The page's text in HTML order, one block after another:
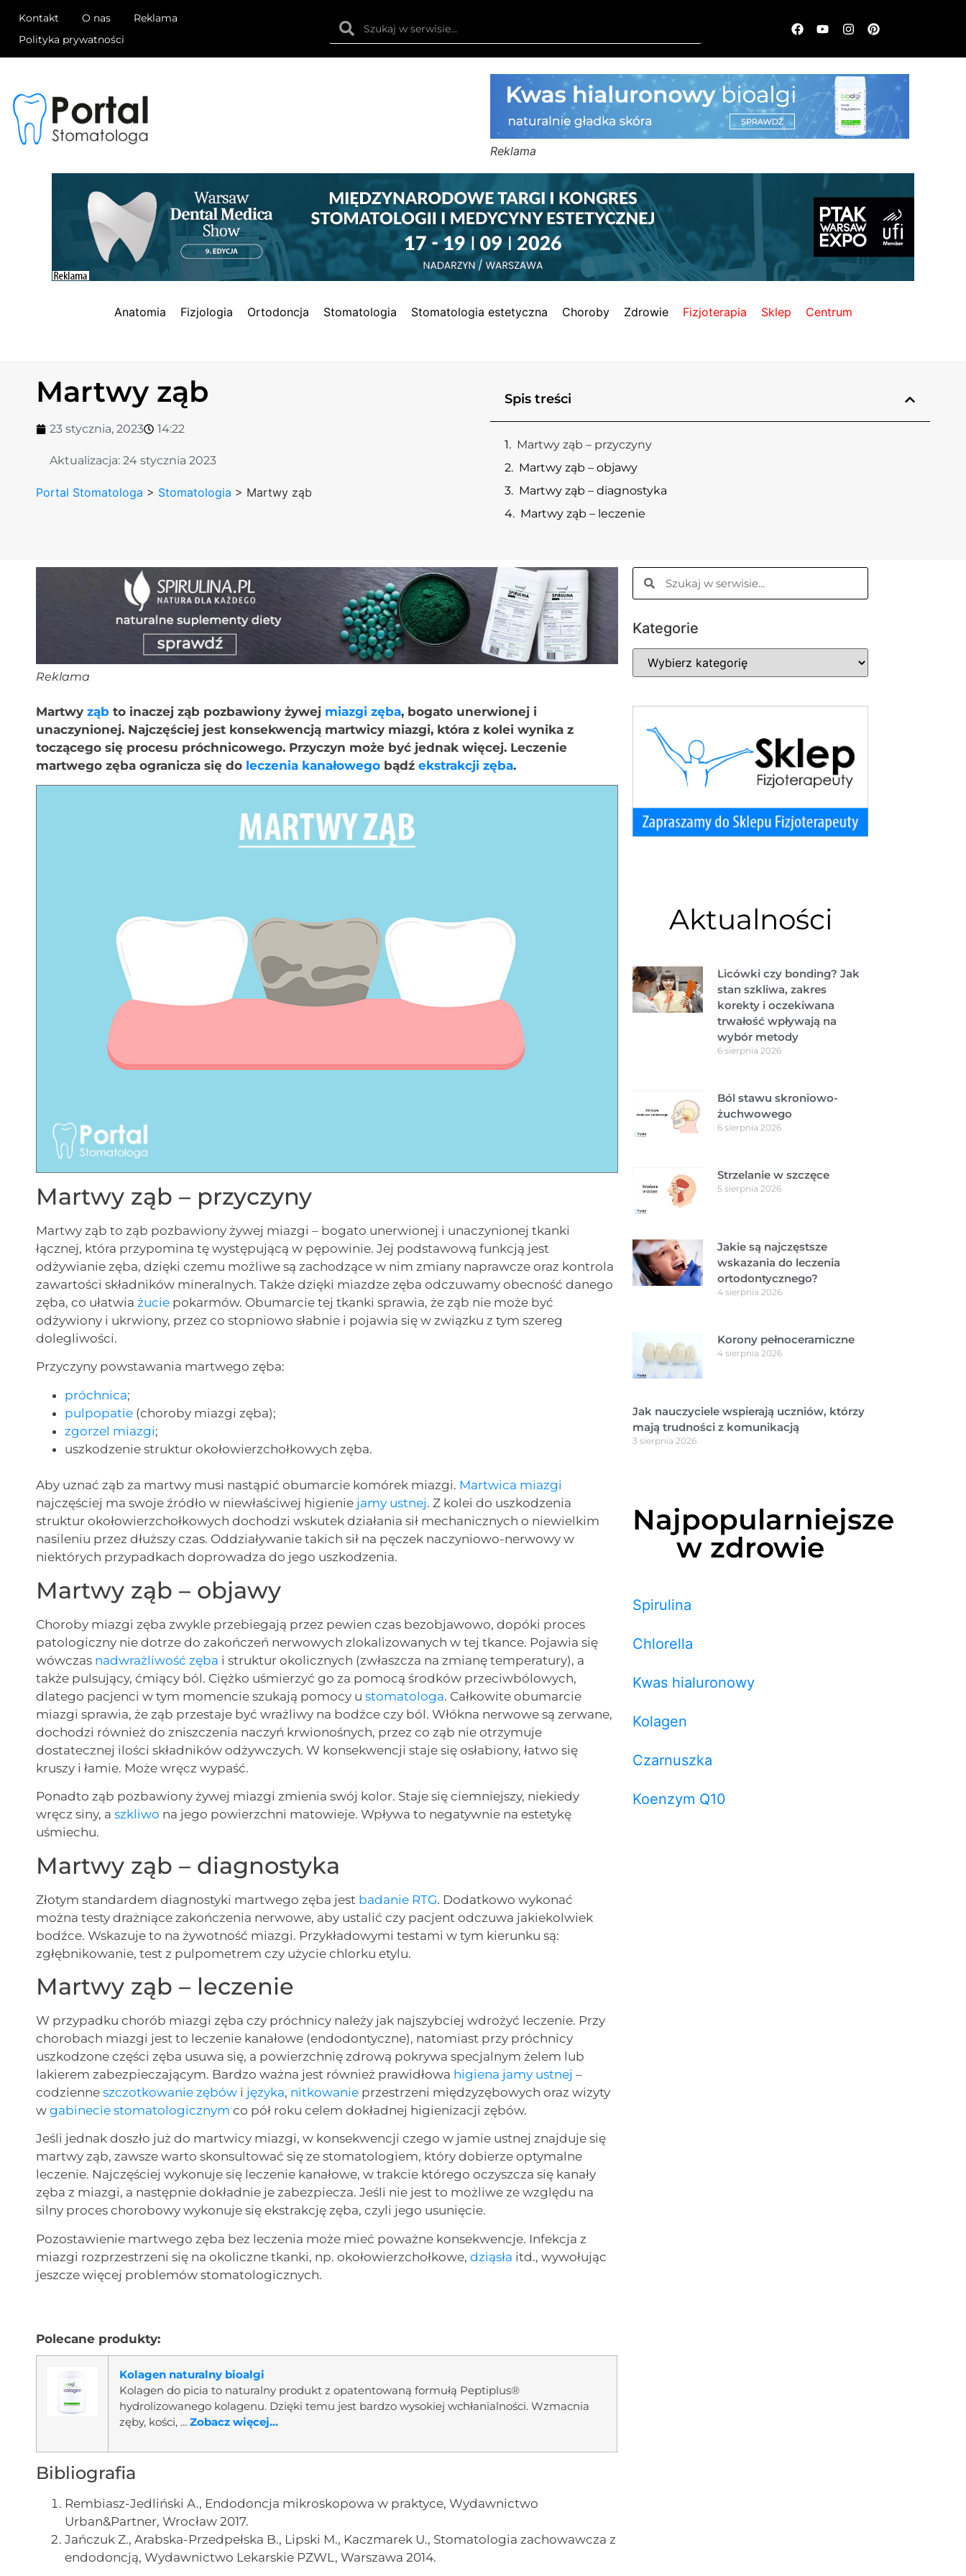
Kontakt O nas
Reklama
Polityka prywatności
Reklama
Anatomia Fizjologia Ortodoncja Stomatologia Stomatologia estetyczna Choroby Zdrowie Fizjoterapia Sklep Centrum
Martwy ząb
23 stycznia, 2023 14:22
Aktualizacja:24 stycznia 2023
Portal Stomatologa > Stomatologia > Martwy ząb
Spis treści
Martwy ząb – przyczyny
Martwy ząb – objawy
Martwy ząb – diagnostyka
Martwy ząb – leczenie
Reklama
Martwyząb to inaczej ząb pozbawiony żywej miazgi zęba, bogato unerwionej i
unaczynionej. Najczęściej jest konsekwencją martwicy miazgi, która z kolei wynika z
toczącego się procesu próchnicowego. Przyczyn może być jednak więcej. Leczenie
martwego zęba ogranicza się do leczenia kanałowego bądźekstrakcji zęba.
Martwy ząb – przyczyny
Martwy ząb to ząb pozbawiony żywej miazgi – bogato unerwionej i unaczynionej tkanki
łącznej, która przypomina tę występującą w pępowinie. Jej podstawową funkcją jest
odżywianie zęba, dzięki czemu możliwe są zachodzące w nim zmiany naprawcze oraz kontrola
zawartości składników mineralnych. Także dzięki miazdze zęba odczuwamy obecność danego
zęba, co ułatwiażucie pokarmów. Obumarcie tej tkanki sprawia, że ząb nie może być
odżywiony i ukrwiony, przez co stopniowo słabnie i pojawia się w związku z tym szereg
dolegliwości.
Przyczyny powstawania martwego zęba:
próchnica;
pulpopatie (choroby miazgi zęba);
zgorzel miazgi;
uszkodzenie struktur okołowierzchołkowych zęba.
Aby uznać ząb za martwy musi nastąpić obumarcie komórek miazgi. Martwica miazgi
najczęściej ma swoje źródło w niewłaściwej higienie jamy ustnej. Z kolei do uszkodzenia
struktur okołowierzchołkowych dochodzi wskutek działania sił mechanicznych o niewielkim
nasileniu przez dłuższy czas. Oddziaływanie takich sił na pęczek naczyniowo-nerwowy w
niektórych przypadkach doprowadza do jego uszkodzenia.
Martwy ząb – objawy
Choroby miazgi zęba zwykle przebiegają przez pewien czas bezobjawowo, dopóki proces
patologiczny nie dotrze do zakończeń nerwowych zlokalizowanych w tej tkance. Pojawia się
wówczas nadwrażliwość zęba i struktur okolicznych (zwłaszcza na zmianę temperatury), a
także pulsujący, ćmiący ból. Ciężko uśmierzyć go za pomocą środków przeciwbólowych,
dlatego pacjenci w tym momencie szukają pomocy ustomatologa. Całkowite obumarcie
miazgi sprawia, że ząb przestaje być wrażliwy na bodźce czy ból. Włókna nerwowe są zerwane,
dochodzi również do zniszczenia naczyń krwionośnych, przez co ząb nie otrzymuje
dostatecznej ilości składników odżywczych. W konsekwencji staje się osłabiony, łatwo się
kruszy i łamie. Może wręcz wypaść.
Ponadto ząb pozbawiony żywej miazgi zmienia swój kolor. Staje się ciemniejszy, niekiedy
wręcz siny, aszkliwo na jego powierzchni matowieje. Wpływa to negatywnie na estetykę
uśmiechu.
Martwy ząb – diagnostyka
Złotym standardem diagnostyki martwego zęba jest badanie RTG. Dodatkowo wykonać
można testy drażniące zakończenia nerwowe, aby ustalić czy pacjent odczuwa jakiekolwiek
bodźce. Wskazuje to na żywotność miazgi. Przykładowymi testami w tym kierunku są:
zgłębnikowanie, test z pulpometrem czy użycie chlorku etylu.
Martwy ząb – leczenie
W przypadku chorób miazgi zęba czy próchnicy należy jak najszybciej wdrożyć leczenie. Przy
chorobach miazgi jest to leczenie kanałowe (endodontyczne), natomiast przy próchnicy
uszkodzone części zęba usuwa się, a powierzchnię zdrową pokrywa specjalnym żelem lub
lakierem zabezpieczającym. Bardzo ważna jest również prawidłowa higiena jamy ustnej –
codzienneszczotkowanie zębów i języka, nitkowanie przestrzeni międzyzębowych oraz wizyty
wgabinecie stomatologicznym co pół roku celem dokładnej higienizacji zębów.
Jeśli jednak doszło już do martwicy miazgi, w konsekwencji czego w jamie ustnej znajduje się
martwy ząb, zawsze warto skonsultować się ze stomatologiem, który dobierze optymalne
leczenie. Najczęściej wykonuje się leczenie kanałowe, w trakcie którego oczyszcza się kanały
zęba z miazgi, a następnie dokładnie je zabezpiecza. Jeśli nie jest to możliwe ze względu na
silny proces chorobowy wykonuje się ekstrakcję zęba, czyli jego usunięcie.
Pozostawienie martwego zęba bez leczenia może mieć poważne konsekwencje. Infekcja z
miazgi rozprzestrzeni się na okoliczne tkanki, np. okołowierzchołkowe,dziąsła itd., wywołując
jeszcze więcej problemów stomatologicznych.
Polecane produkty:
Kolagen naturalny bioalgi
Kolagen do picia to naturalny produkt z opatentowaną formułą Peptiplus®
hydrolizowanego kolagenu. Dzięki temu jest bardzo wysokiej wchłanialności. Wzmacnia
zęby, kości, ...Zobacz więcej...
Bibliografia
Rembiasz-Jedliński A., Endodoncja mikroskopowa w praktyce, Wydawnictwo
Urban&Partner, Wrocław 2017.
Jańczuk Z., Arabska-Przedpełska B., Lipski M., Kaczmarek U., Stomatologia zachowawcza z
endodoncją, Wydawnictwo Lekarskie PZWL, Warszawa 2014.
Kategorie
Aktualności
Licówki czy bonding? Jak
stan szkliwa, zakres
korekty i oczekiwana
trwałość wpływają na
wybór metody
6 sierpnia 2026
Ból stawu skroniowo-
żuchwowego
6 sierpnia 2026
Strzelanie w szczęce
5 sierpnia 2026
Jakie są najczęstsze
wskazania do leczenia
ortodontycznego?
4 sierpnia 2026
Korony pełnoceramiczne
4 sierpnia 2026
Jak nauczyciele wspierają uczniów, którzy
mają trudności z komunikacją
3 sierpnia 2026
Najpopularniejsze
w zdrowie
Spirulina
Chlorella
Kwas hialuronowy
Kolagen
Czarnuszka
Koenzym Q10